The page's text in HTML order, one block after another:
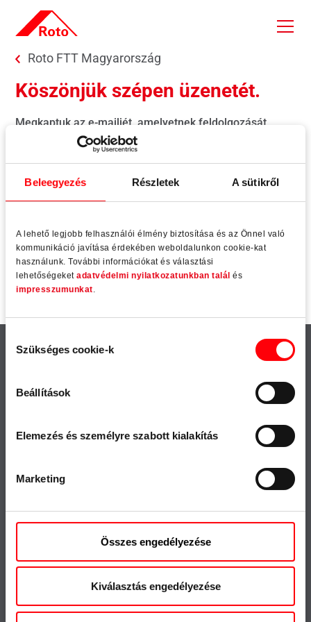
Beleegyezés Részletek A sütikről
A lehető legjobb felhasználói élmény biztosítása és az Önnel való
kommunikáció javítása érdekében weboldalunkon cookie-kat
használunk. További információkat és választási
lehetőségeket adatvédelmi nyilatkozatunkban talál és
impresszumunkat
kiválasztása
Szükséges cookie-k
Beállítások
Elemezés és személyre szabott kialakítás
Marketing
Összes engedélyezése
Kiválasztás engedélyezése
Skip to main content
You are here:
Roto FTT Magyarország
Köszönjük szépen üzenetét.
Megkaptuk az e-mailjét, amelyetnek feldolgozását
azonnal megkezdjük.
Levelére a lehető leghamarabb válaszolunk.
Üdvözlettel:
Back to previous page
Termék kereső
Roto Con Orders
Állás & karrier Megfelelőség
nyilatkozatok
Visszaélés bejelentő rendszer